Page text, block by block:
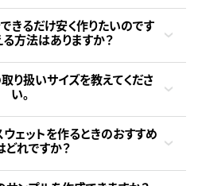
きるだけ安く作りたいのです
方法はありますか？
り扱いサイズを教えてくださ
い。
ェットを作るときのおすすめ
どれですか？